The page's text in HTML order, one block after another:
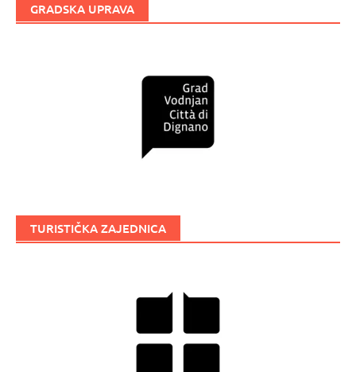
GRADSKA UPRAVA
TURISTIČKA ZAJEDNICA